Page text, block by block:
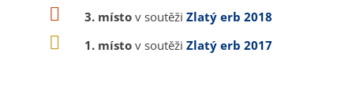
3. místo v soutěži Zlatý erb 2018
1. místo v soutěži Zlatý erb 2017